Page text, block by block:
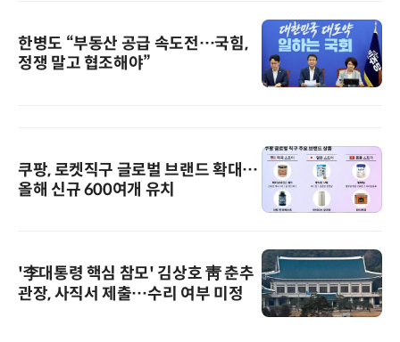
한병도 “부동산 공급 속도전…국힘,
정쟁 말고 협조해야”
쿠팡, 로켓직구 글로벌 브랜드 확대…
올해 신규 600여개 유치
'李대통령 핵심 참모' 김상호 靑 춘추
관장, 사직서 제출…수리 여부 미정